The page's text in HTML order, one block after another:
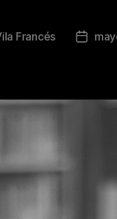
Francés
Fecha